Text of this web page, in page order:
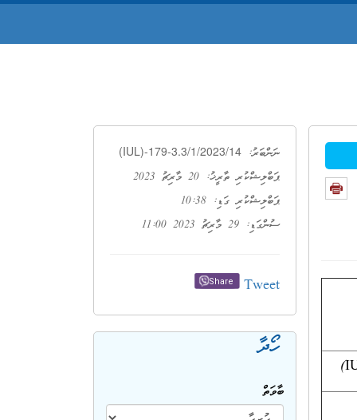
ނަންބަރު: (IUL)-179-3.3/1/2023/14
ޕަބްލިޝްކުރި ތާރީޚު: 20 މާރިޗު 2023
ޕަބްލިޝްކުރި ގަޑި: 10:38
ސުންގަޑި: 29 މާރިޗު 2023 11:00
Tweet
Share
ހޯދާ
ބާވަތް